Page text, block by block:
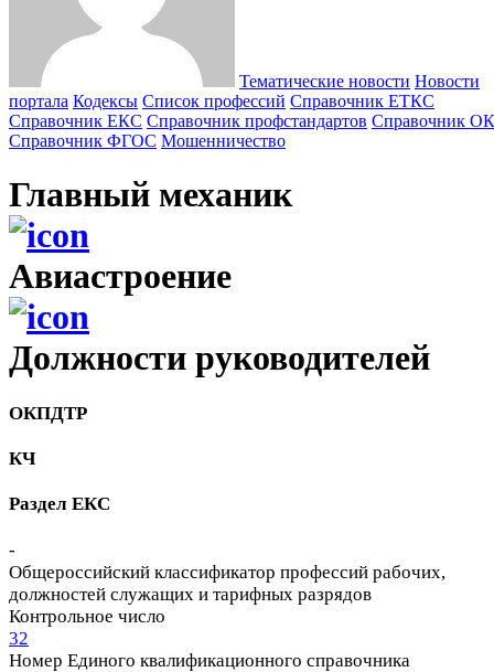
Тематические новости Новости
портала Кодексы Cписок профессий Справочник ЕТКС
Справочник ЕКС Справочник профстандартов Справочник
Справочник ФГОС Мошенничество
Главный механик
Авиастроение
Должности руководителей
ОКПДТР
КЧ
Раздел ЕКС
-
Общероссийский классификатор профессий рабочих,
должностей служащих и тарифных разрядов
Контрольное число
32
Номер Единого квалификационного справочника